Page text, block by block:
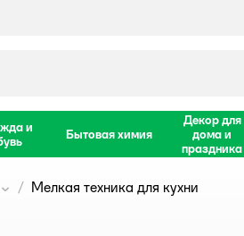
и
Бытовая химия
Декор для
дома и
праздника
Мелкая техника для кухни